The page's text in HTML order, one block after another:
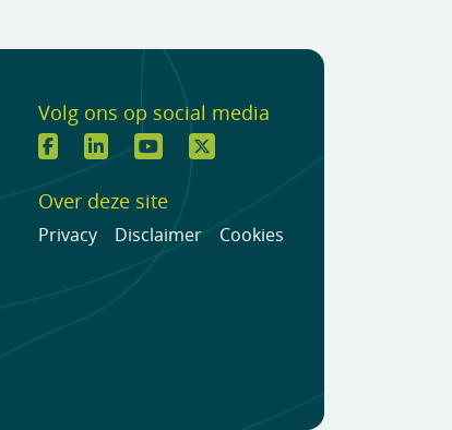
Volg ons op social media
Over deze site
Privacy Disclaimer Cookies